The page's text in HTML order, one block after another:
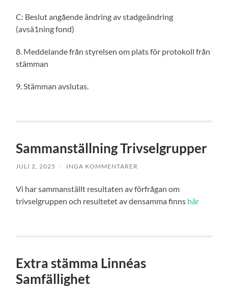
C: Beslut angående ändring av stadgeändring
(avsä1ning fond)
8. Meddelande från styrelsen om plats för protokoll från
stämman
9. Stämman avslutas.
Sammanställning Trivselgrupper
JULI 2, 2025 / INGA KOMMENTARER
Vi har sammanställt resultaten av förfrågan om
trivselgruppen och resultetet av densamma finns här
Extra stämma Linnéas
Samfällighet